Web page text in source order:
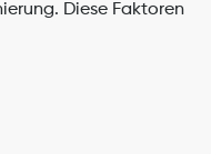
Diese Faktoren